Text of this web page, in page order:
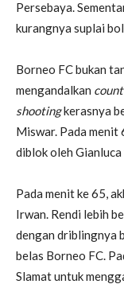
Persebaya.
kurangnya suplai
Borneo FC bukan
mengandalkan
shootingkerasnya
Miswar. Pada menit
diblok oleh Gianluca
Pada menit ke 65,
Irwan. Rendi lebih
dengan driblingnya
belas Borneo FC.
Slamat untuk